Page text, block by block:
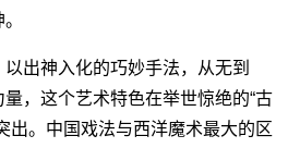
神入化的巧妙手法，从无到
，这个艺术特色在举世惊绝的“古
出。中国戏法与西洋魔术最大的区